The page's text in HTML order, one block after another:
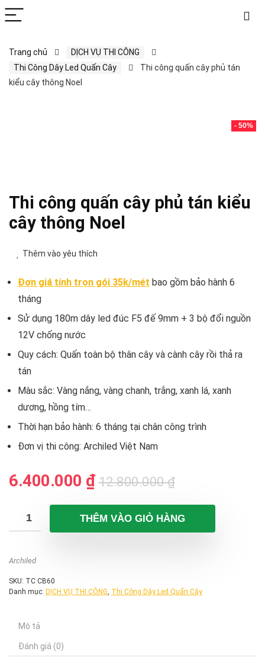
Trang chủ
DỊCH VỤ THI CÔNG
Thi Công Dây Led Quấn Cây
Thi công quấn cây phủ tán
kiểu cây thông Noel
- 50%
Thi công quấn cây phủ tán kiểu
cây thông Noel
Thêm vào yêu thích
Đơn giá tính trọn gói 35k/mét bao gồm bảo hành 6
tháng
Sử dụng 180m dây led đúc F5 đế 9mm + 3 bộ đổi nguồn
12V chống nước
Quy cách: Quấn toàn bộ thân cây và cành cây rồi thả ra
tán
Màu sắc: Vàng nắng, vàng chanh, trắng, xanh lá, xanh
dương, hồng tím…
Thời hạn bảo hành: 6 tháng tại chân công trình
Đơn vị thi công: Archiled Việt Nam
12.800.000₫Giá
là:
12.800.000
6.400.000 ₫
Giá
tại
là:
THÊM VÀO GIỎ HÀNG
Archiled
SKU: TC CB60
Danh mục: DỊCH VỤ THI CÔNG, Thi Công Dây Led Quấn Cây
Mô tả
Đánh giá (0)